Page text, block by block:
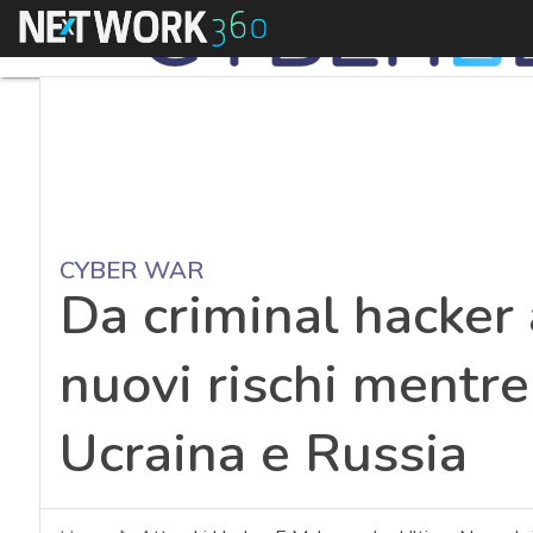
Menu
CYBER WAR
Da criminal
nuovi rischi
Ucraina e Russia